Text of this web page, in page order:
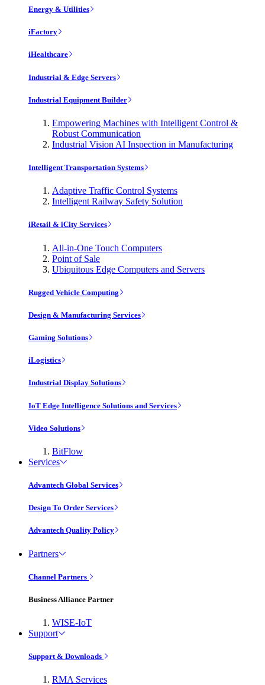
Energy & Utilities
iFactory
iHealthcare
Industrial & Edge Servers
Industrial Equipment Builder
Empowering Machines with Intelligent Control &
Robust Communication
Industrial Vision AI Inspection in Manufacturing
Intelligent Transportation Systems
Adaptive Traffic Control Systems
Intelligent Railway Safety Solution
iRetail & iCity Services
All-in-One Touch Computers
Point of Sale
Ubiquitous Edge Computers and Servers
Rugged Vehicle Computing
Design & Manufacturing Services
Gaming Solutions
iLogistics
Industrial Display Solutions
IoT Edge Intelligence Solutions and Services
Video Solutions
BitFlow
Services
Advantech Global Services
Design To Order Services
Advantech Quality Policy
Partners
Channel Partners
Business Alliance Partner
WISE-IoT
Support
Support & Downloads
RMA Services